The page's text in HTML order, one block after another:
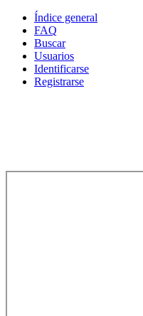
Índice general
FAQ
Buscar
Usuarios
Identificarse
Registrarse